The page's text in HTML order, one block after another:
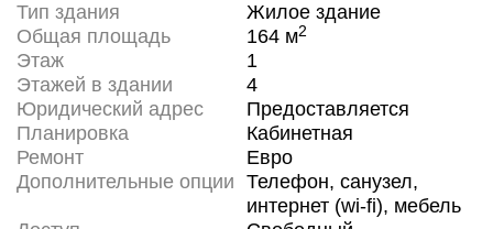
Тип здания
Жилое здание
Общая площадь
164 м2
Этаж
1
Этажей в здании
4
Юридический адрес
Предоставляется
Планировка
Кабинетная
Ремонт
Евро
Дополнительные опции Телефон, санузел,
интернет (wi-fi), мебель